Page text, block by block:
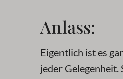
Anlass:
Eigentlich ist es
jeder